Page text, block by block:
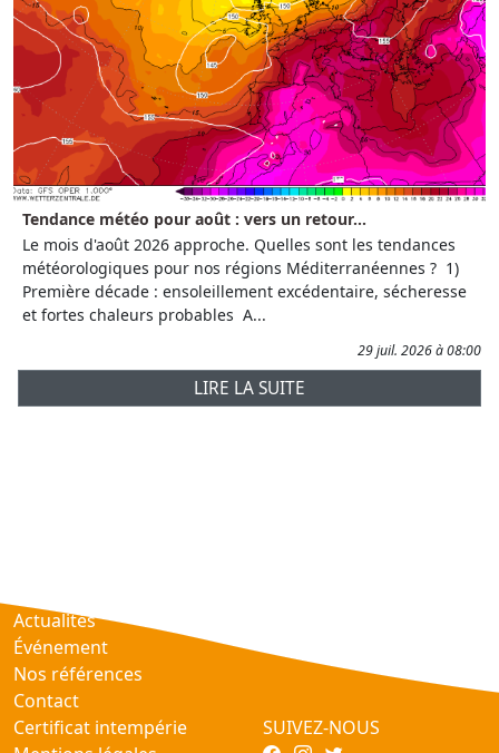
Tendance météo pour août : vers un retour...
Le mois d'août 2026 approche. Quelles sont les tendances
météorologiques pour nos régions Méditerranéennes ? 1)
Première décade : ensoleillement excédentaire, sécheresse
et fortes chaleurs probables A...
29 juil. 2026 à 08:00
LIRE LA SUITE
Actualités
Événement
Nos références
Contact
Certificat intempérie
SUIVEZ-NOUS